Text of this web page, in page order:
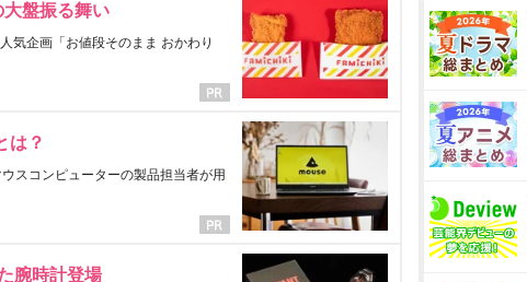
盤振る舞い
気企画「お値段そのまま おかわり
は？
スコンピューターの製品担当者が用
腕時計登場